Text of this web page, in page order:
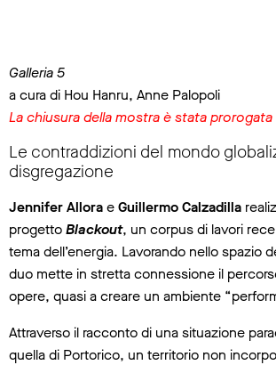
Galleria 5
a cura di Hou Hanru, Anne Palopoli
La chiusura della mostra è stata
Le contraddizioni del mondo
disgregazione
Jennifer AlloraeGuillermo Calzadilla
progettoBlackout, un corpus di lavori
tema dell’energia. Lavorando nello spazio
duo mette in stretta connessione il
opere, quasi a creare un ambiente
Attraverso il racconto di una situazione
quella di Portorico, un territorio non